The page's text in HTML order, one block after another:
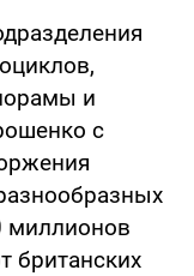
и
с
миллионов
британских